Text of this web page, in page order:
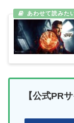
【公式PRサ